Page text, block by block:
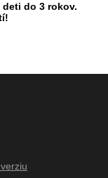
do 3 rokov.